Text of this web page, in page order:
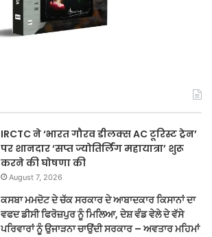
IRCTC ने ‘भारत गौरव डीलक्स AC टूरिस्ट ट्रेन’
पर शानदार ‘सप्त ज्योतिर्लिंग महायात्रा’ शुरू
करने की घोषणा की
August 7, 2026
ਕਸਬਾ ਮਮਦੋਟ ਦੇ ਚੱਕ ਸਰਕਾਰ ਦੇ ਆਬਾਦਕਾਰ ਕਿਸਾਨਾਂ ਦਾ
ਵਫਦ ਡੀਸੀ ਫਿਰੋਜ਼ਪੁਰ ਨੂੰ ਮਿਲਿਆ, ਦੇਸ਼ ਵੰਡ ਵੇਲੇ ਦੇ ਵੱਸੇ
ਪਰਿਵਾਰਾਂ ਨੂੰ ਉਜਾੜਨਾ ਚਾਉਂਦੀ ਸਰਕਾਰ – ਅਵਤਾਰ ਮਹਿਮਾਂ